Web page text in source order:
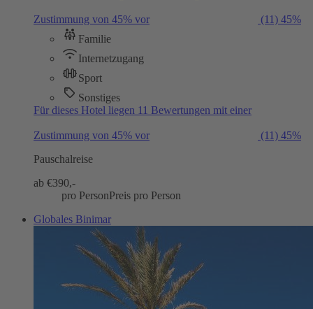
Zustimmung von 45% vor (11) 45%
Familie
Internetzugang
Sport
Sonstiges
Für dieses Hotel liegen 11 Bewertungen mit einer
Zustimmung von 45% vor (11) 45%
Pauschalreise
ab €390,-
pro PersonPreis pro Person
Globales Binimar